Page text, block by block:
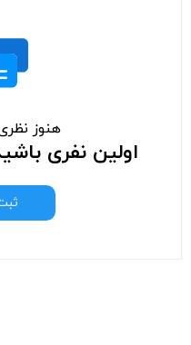
هنوز
اولین نفری